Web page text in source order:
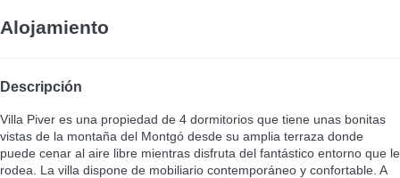
Alojamiento
Descripción
Villa Piver es una propiedad de 4 dormitorios que tiene unas bonitas
vistas de la montaña del Montgó desde su amplia terraza donde
puede cenar al aire libre mientras disfruta del fantástico entorno que le
rodea. La villa dispone de mobiliario contemporáneo y confortable. A